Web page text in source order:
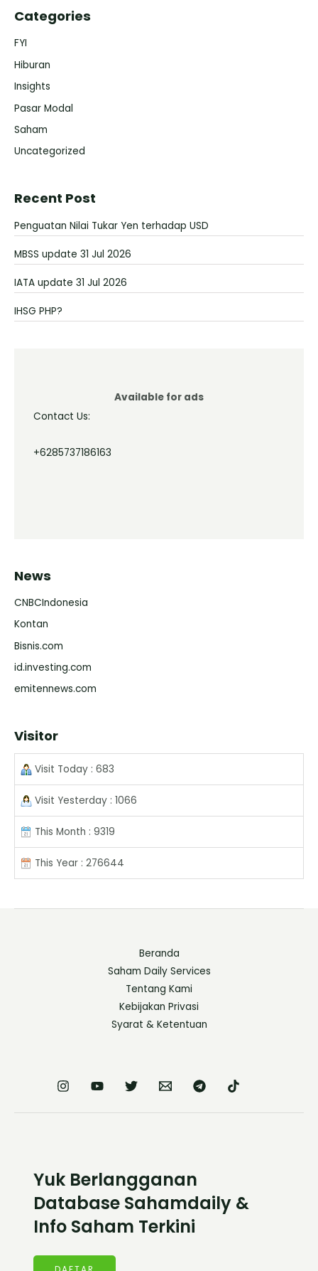
Categories
FYI
Hiburan
Insights
Pasar Modal
Saham
Uncategorized
Recent Post
Penguatan Nilai Tukar Yen terhadap USD
MBSS update 31 Jul 2026
IATA update 31 Jul 2026
IHSG PHP?
Available for ads
Contact Us:
+6285737186163
News
CNBCIndonesia
Kontan
Bisnis.com
id.investing.com
emitennews.com
Visitor
Visit Today : 683
Visit Yesterday : 1066
This Month : 9319
This Year : 276644
Beranda
Saham Daily Services
Tentang Kami
Kebijakan Privasi
Syarat & Ketentuan
Yuk Berlangganan
Database Sahamdaily &
Info Saham Terkini